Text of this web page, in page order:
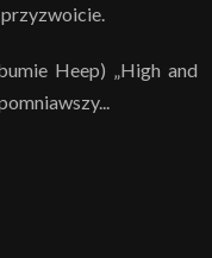
Heep) „High and